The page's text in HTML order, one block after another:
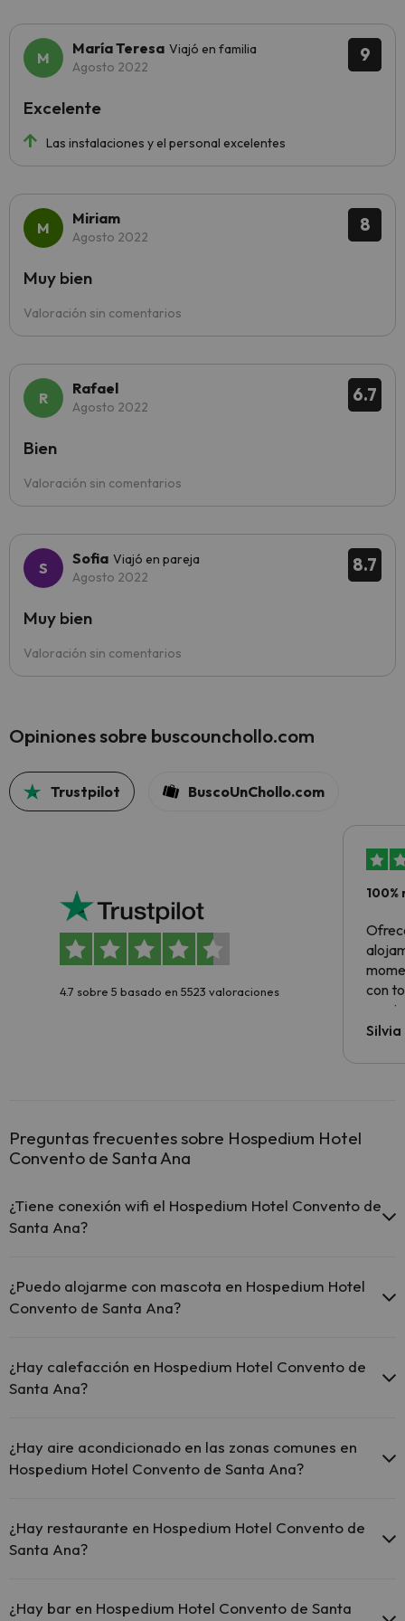
9
María Teresa Viajó en familia
Agosto 2022
Las instalaciones y el personal excelentes
Excelente
8
Miriam
Agosto 2022
Valoración sin comentarios
Muy bien
6.7
Rafael
Agosto 2022
Valoración sin comentarios
Bien
8.7
Sofia Viajó en pareja
Agosto 2022
Valoración sin comentarios
Muy bien
Opiniones sobre buscounchollo.com
Trustpilot BuscoUnChollo.com
4.7 sobre 5 basado en 5523 valoraciones
con
Preguntas frecuentes sobre Hospedium Hotel
Convento de Santa Ana
¿Tiene conexión wifi el Hospedium Hotel Convento de
Santa Ana?
gratuito en zonas comunes.
El Hospedium Hotel Convento de Santa Ana dispone de Wi-
¿Puedo alojarme con mascota en Hospedium Hotel
Convento de Santa Ana?
(previa petición y de pago directo en hotel). Consulta las
condiciones.
¿Hay calefacción en Hospedium Hotel Convento de
Santa Ana?
las zonas comunes.
¿Hay aire acondicionado en las zonas comunes en
Hospedium Hotel Convento de Santa Ana?
acondicionado en las zonas comunes.
¿Hay restaurante en Hospedium Hotel Convento de
Santa Ana?
¿Hay bar en Hospedium Hotel Convento de Santa